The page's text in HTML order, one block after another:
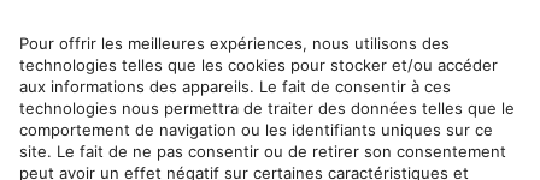
Pour offrir les meilleures expériences, nous utilisons des
technologies telles que les cookies pour stocker et/ou accéder
aux informations des appareils. Le fait de consentir à ces
technologies nous permettra de traiter des données telles que le
comportement de navigation ou les identifiants uniques sur ce
site. Le fait de ne pas consentir ou de retirer son consentement
peut avoir un effet négatif sur certaines caractéristiques et
BARONA
✉ contact@herbabarona.com